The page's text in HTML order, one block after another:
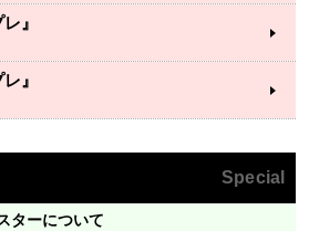
』
』
Special
ターについて